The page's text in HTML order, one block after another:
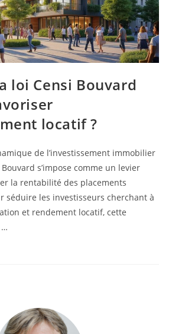
loi Censi Bouvard
locatif ?
de l’investissement immobilier
s’impose comme un levier
la rentabilité des placements
séduire les investisseurs cherchant à
et rendement locatif, cette
…